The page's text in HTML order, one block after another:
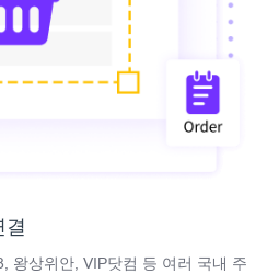
왕상위안, VIP닷컴 등 여러 국내 주